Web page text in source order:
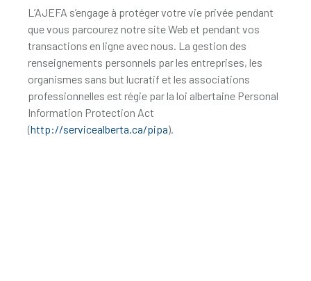
L’AJEFA s’engage à protéger votre vie privée pendant
que vous parcourez notre site Web et pendant vos
transactions en ligne avec nous. La gestion des
renseignements personnels par les entreprises, les
organismes sans but lucratif et les associations
professionnelles est régie par la loi albertaine Personal
Information Protection Act
(http://servicealberta.ca/pipa).